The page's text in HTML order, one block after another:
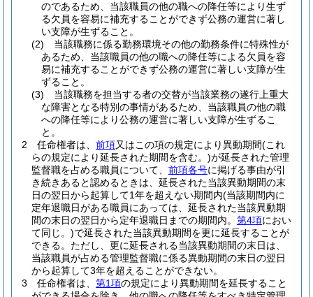
のであるため、当該職員の他の職への降任等により生ず
る欠員を容易に補充することができず公務の運営に著し
い支障が生ずること。
(2)
当該職務に係る勤務環境その他の勤務条件に特殊性が
あるため、当該職員の他の職への降任等による欠員を容
易に補充することができず公務の運営に著しい支障が生
ずること。
(3)
当該職務を担当する者の交替が当該業務の遂行上重大
な障害となる特別の事情があるため、当該職員の他の職
への降任等により公務の運営に著しい支障が生ずるこ
と。
2
任命権者は、 前項又はこの項の規定により異動期間(これ
らの規定により延長された期間を含む。)が延長された管理
監督職を占める職員について、 前項各号に掲げる事由が引
き続きあると認めるときは、延長された当該異動期間の末
日の翌日から起算して1年を超えない期間内(当該期間内に
定年退職日がある職員にあっては、延長された当該異動期
間の末日の翌日から定年退職日までの期間内。 第4項におい
て同じ。)で延長された当該異動期間を更に延長することが
できる。 ただし、更に延長される当該異動期間の末日は、
当該職員が占める管理監督職に係る異動期間の末日の翌日
から起算して3年を超えることができない。
3
任命権者は、 第1項の規定により異動期間を延長すること